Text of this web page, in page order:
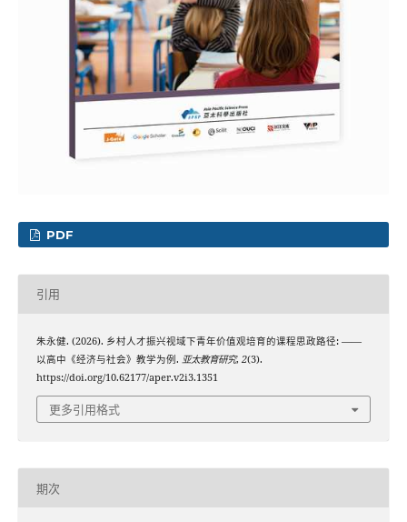
PDF
引用
朱永健. (2026). 乡村人才振兴视域下青年价值观培育的课程思政路径: ——
以高中《经济与社会》教学为例. 亚太教育研究, 2(3).
https://doi.org/10.62177/aper.v2i3.1351
更多引用格式
期次